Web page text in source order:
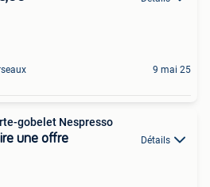
9 mai 25
gobelet Nespresso
une offre Détails